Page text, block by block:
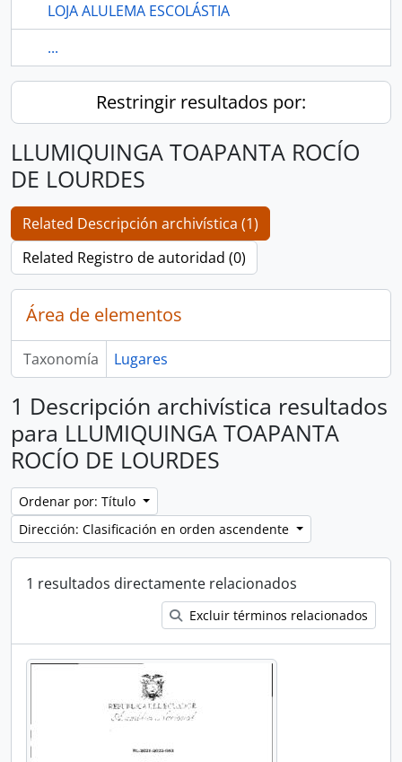
LOJA ALULEMA ESCOLÁSTIA
...
Restringir resultados por:
LLUMIQUINGA TOAPANTA ROCÍO
DE LOURDES
Related Descripción archivística (1)
Related Registro de autoridad (0)
Área de elementos
Taxonomía Lugares
1 Descripción archivística resultados
para LLUMIQUINGA TOAPANTA
ROCÍO DE LOURDES
Ordenar por: Título
Dirección: Clasificación en orden ascendente
1 resultados directamente relacionados
Excluir términos relacionados